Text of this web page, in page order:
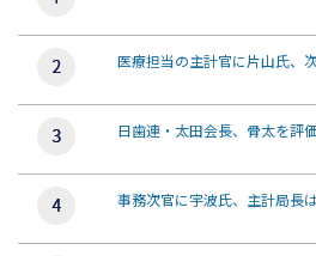
医療担当の主計官に片山氏
日歯連・太田会長、骨太を
事務次官に宇波氏、主計局